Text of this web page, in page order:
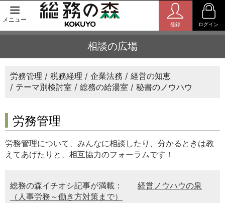
メニュー
登録 ログイン
相談の広場
労務管理 税務経理 企業法務
経営の知恵
テーマ別検討室
総務の給湯室 秘書のノウハウ
労務管理
労務管理について、みんなに相談したり、分かるときは教
えてあげたりと、相互協力のフォーラムです！
総務の森イチオシ記事が満載：
経営ノウハウの泉
（人事労務～働き方対策まで）